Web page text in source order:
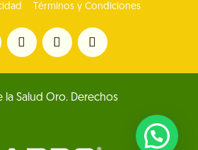
Términos y Condiciones
Salud Oro. Derechos